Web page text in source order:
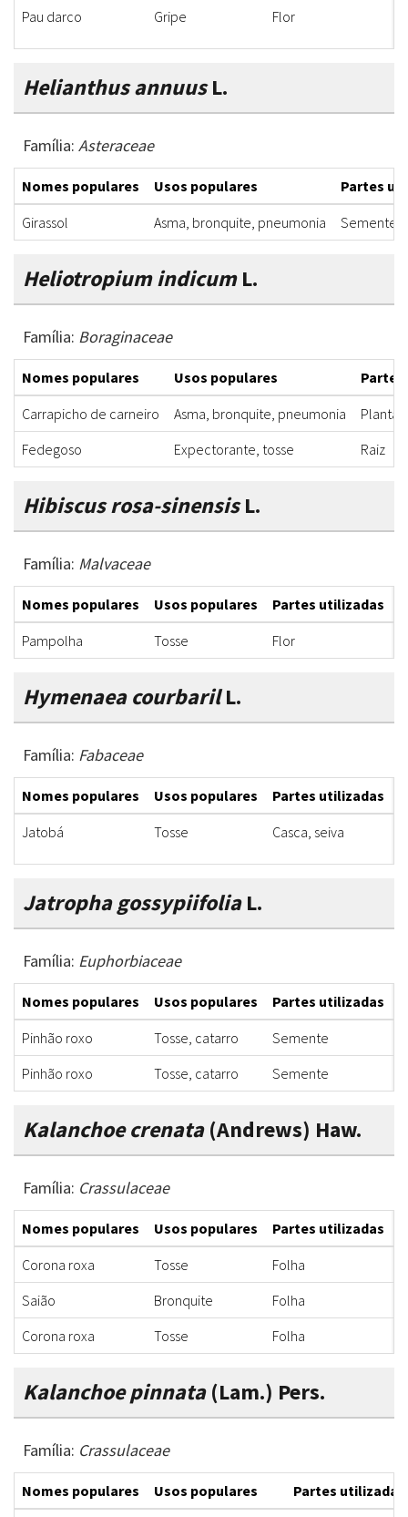
Pau darco Gripe Flor
Helianthus annuusL.
Família: Asteraceae
Nomes populares Usos populares
Partes
Girassol
Asma, bronquite, pneumonia Semente
Heliotropium indicumL.
Família: Boraginaceae
Nomes populares Usos populares
Carrapicho de carneiro
Asma, bronquite, pneumonia
Planta
Fedegoso
Expectorante, tosse Raiz
Hibiscus rosa-sinensisL.
Família: Malvaceae
Nomes populares Usos populares Partes utilizadas
Pampolha
Tosse Flor
Hymenaea courbarilL.
Família: Fabaceae
Nomes populares Usos populares Partes utilizadas
Jatobá
Tosse Casca, seiva
Jatropha gossypiifoliaL.
Família: Euphorbiaceae
Nomes populares Usos populares Partes utilizadas
Pinhão roxo
Tosse, catarro Semente
Pinhão roxo
Tosse, catarro Semente
Kalanchoe crenata(Andrews) Haw.
Família: Crassulaceae
Nomes populares Usos populares Partes utilizadas
Corona roxa
Tosse Folha
Saião
Bronquite Folha
Corona roxa
Tosse Folha
Kalanchoe pinnata(Lam.) Pers.
Família: Crassulaceae
Nomes populares Usos populares
Partes utilizadas